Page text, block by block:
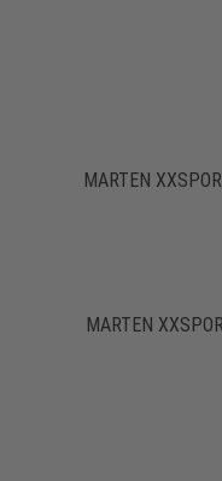
MARTEN
MARTEN